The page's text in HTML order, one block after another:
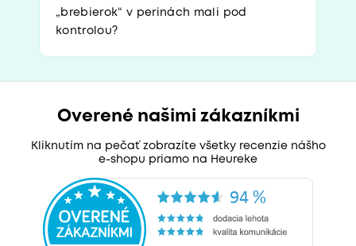
„brebierok“ v perinách mali pod
kontrolou?
Overené našimi zákazníkmi
Kliknutím na pečať zobrazíte všetky recenzie nášho
e-shopu priamo na Heureke